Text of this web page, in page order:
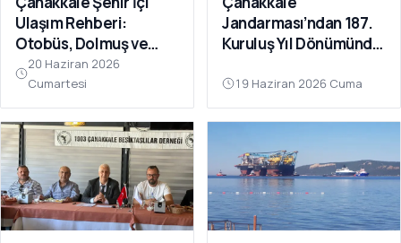
Ulaşım Rehberi:
Otobüs, Dolmuş ve
Feribot
20 Haziran 2026
Cumartesi
Jandarması’ndan 187.
Kuruluş Yıl Dönümünde
19 Haziran 2026 Cuma